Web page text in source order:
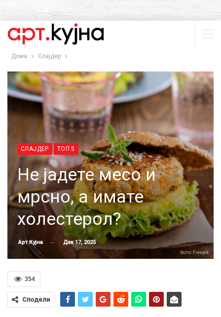
Дома Слајдер
СЛАЈДЕР ТОП 5
Не јадете месо и
мрсно, а имате
холестерол?
Арт Кујна Дек 17, 2025
Фото: Freepik
354
Сподели